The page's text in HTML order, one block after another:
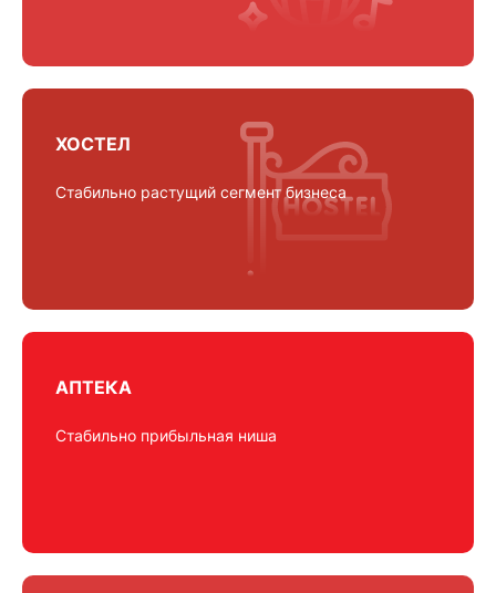
ХОСТЕЛ
Стабильно растущий сегмент бизнеса
АПТЕКА
Cтабильно прибыльная ниша